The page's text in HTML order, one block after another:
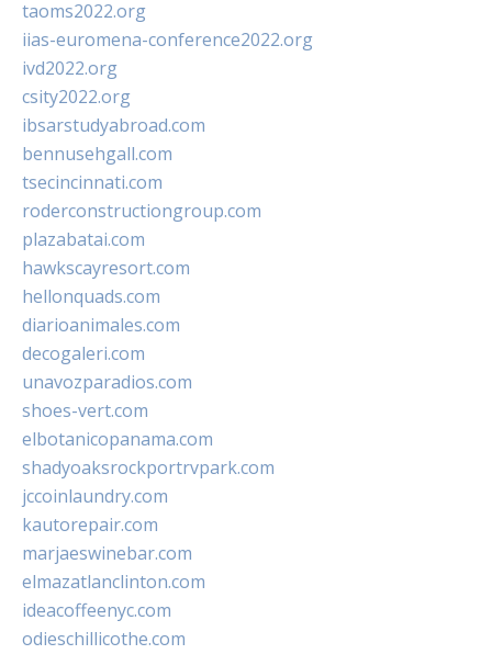
taoms2022.org
iias-euromena-conference2022.org
ivd2022.org
csity2022.org
ibsarstudyabroad.com
bennusehgall.com
tsecincinnati.com
roderconstructiongroup.com
plazabatai.com
hawkscayresort.com
hellonquads.com
diarioanimales.com
decogaleri.com
unavozparadios.com
shoes-vert.com
elbotanicopanama.com
shadyoaksrockportrvpark.com
jccoinlaundry.com
kautorepair.com
marjaeswinebar.com
elmazatlanclinton.com
ideacoffeenyc.com
odieschillicothe.com